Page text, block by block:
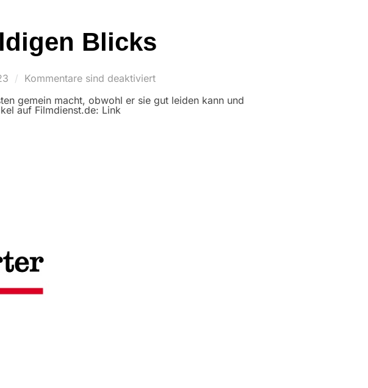
Blicks
Kommentare sind deaktiviert
gemein macht, obwohl er sie gut leiden kann und
auf Filmdienst.de: Link